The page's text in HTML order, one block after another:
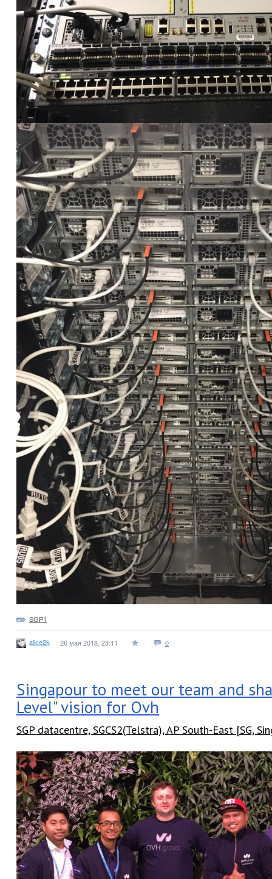
SGP1
alice2k 26 мая 2018, 23:11 0
Singapour to meet our team and
Level" vision for Ovh
SGP datacentre, SGCS2(Telstra), AP South-East [SG,